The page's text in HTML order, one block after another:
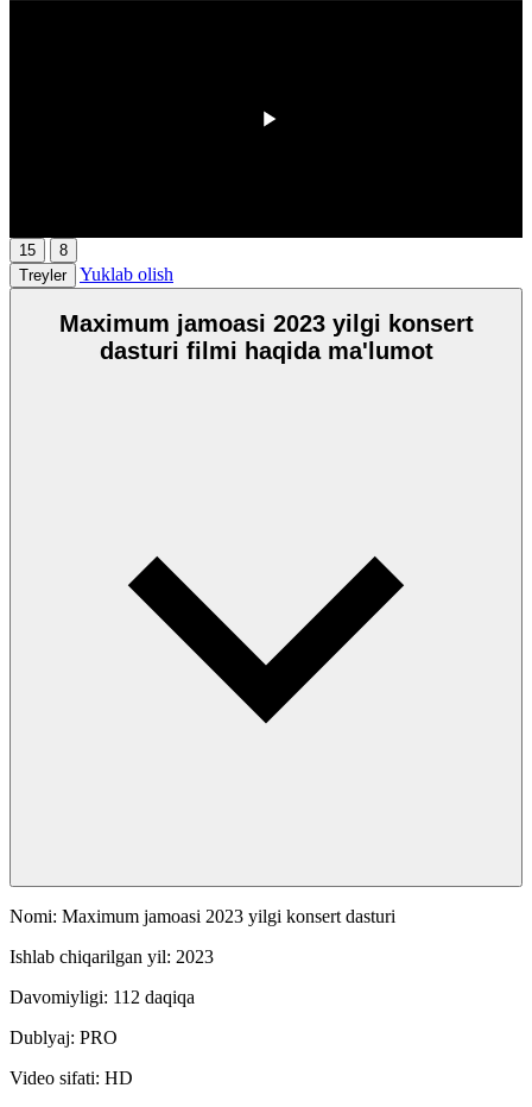
15
8
Treyler
Yuklab olish
Maximum jamoasi 2023 yilgi konsert
dasturi filmi haqida ma'lumot
Nomi: Maximum jamoasi 2023 yilgi konsert dasturi
Ishlab chiqarilgan yil: 2023
Davomiyligi: 112 daqiqa
Dublyaj: PRO
Video sifati: HD